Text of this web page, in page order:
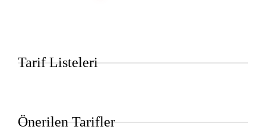
Tarif Listeleri
Önerilen Tarifler